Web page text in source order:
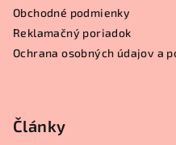
Obchodné podmienky
Reklamačný poriadok
Ochrana osobných údajov a
Články